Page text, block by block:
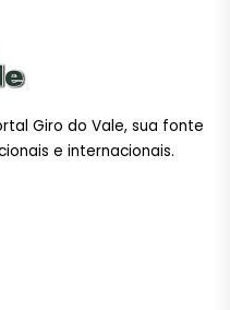
Giro do Vale, sua fonte
e internacionais.